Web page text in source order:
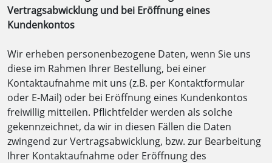
Vertragsabwicklung und bei Eröffnung eines
Kundenkontos
Wir erheben personenbezogene Daten, wenn Sie uns
diese im Rahmen Ihrer Bestellung, bei einer
Kontaktaufnahme mit uns (z.B. per Kontaktformular
oder E-Mail) oder bei Eröffnung eines Kundenkontos
freiwillig mitteilen. Pflichtfelder werden als solche
gekennzeichnet, da wir in diesen Fällen die Daten
zwingend zur Vertragsabwicklung, bzw. zur Bearbeitung
Ihrer Kontaktaufnahme oder Eröffnung des